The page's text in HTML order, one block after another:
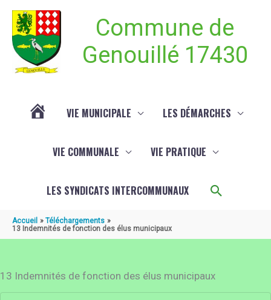
Commune de
Genouillé 17430
VIE MUNICIPALE LES DÉMARCHES
VIE COMMUNALE VIE PRATIQUE
LES SYNDICATS INTERCOMMUNAUX
Accueil
Téléchargements
13 Indemnités de fonction des élus municipaux
13 Indemnités de fonction des élus municipaux